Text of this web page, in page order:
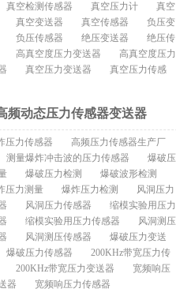
真空检测传感器 真空压力计
真空
真空变送器 真空传感器
负压变
负压传感器 绝压变送器
绝压传
高真空度压力变送器
高真空度压力
真空压力变送器
真空压力传感
频动态压力传感器变送器
压力传感器
高频压力传感器生产厂
测量爆炸冲击波的压力传感器
爆破压
爆破压力检测
爆破波形检测
压力测量
爆炸压力检测
风洞压力
风洞压力传感器
缩模实验用压力
缩模实验用压力传感器
风洞测压
风洞测压传感器
爆破压力变送
爆破压力传感器
200KHz带宽压力传
200KHz带宽压力变送器
宽频响压
器
宽频响压力传感器